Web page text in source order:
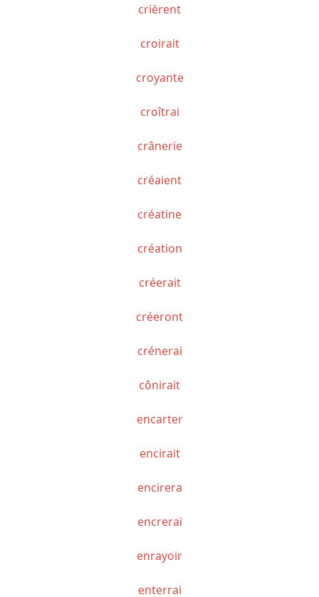
crièrent
croirait
croyante
croîtrai
crânerie
créaient
créatine
création
créerait
créeront
crénerai
cônirait
encarter
encirait
encirera
encrerai
enrayoir
enterrai